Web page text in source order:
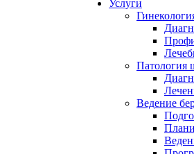
Услуги
Патология
Ведение